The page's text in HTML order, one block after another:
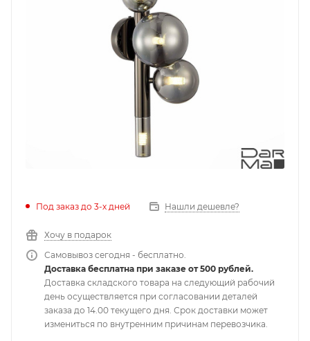
Под заказ до 3-х дней Нашли дешевле?
Хочу в подарок
Самовывоз сегодня - бесплатно.
Доставка бесплатна при заказе от 500 рублей.
Доставка складского товара на следующий рабочий
день осуществляется при согласовании деталей
заказа до 14.00 текущего дня. Срок доставки может
измениться по внутренним причинам перевозчика.